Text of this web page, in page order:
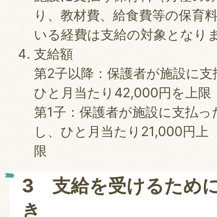
り、教材費、給食費等の保育
いる経費は支給の対象となり
支給額
第2子以降：保護者が施設に
ひと月当たり42,000円を上限
第1子：保護者が施設に支払
し、ひと月当たり21,000円上
3 支給を受けるため
き